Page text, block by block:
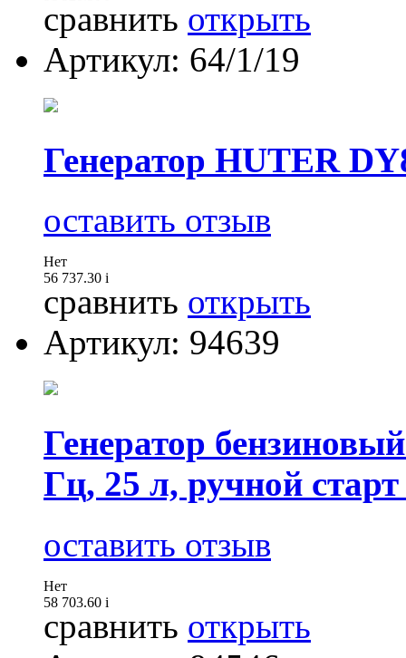
сравнить открыть
Артикул: 64/1/19
Генератор HUTER
оставить отзыв
Нет
56 737.30 i
сравнить открыть
Артикул: 94639
Генератор
Гц, 25 л, ручной старт
оставить отзыв
Нет
58 703.60 i
сравнить открыть